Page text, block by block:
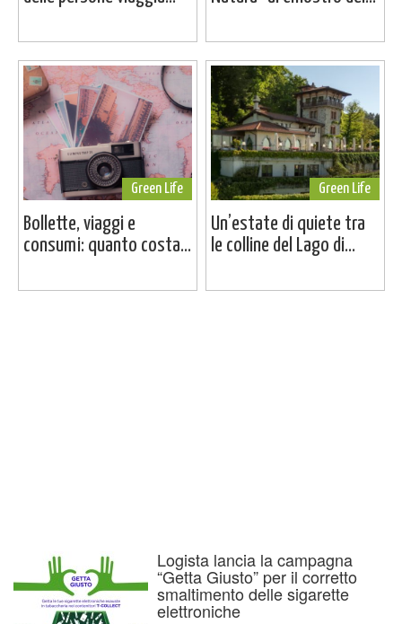
Green Life
Bollette, viaggi e
consumi: quanto costa...
Green Life
Un’estate di quiete tra
le colline del Lago di...
Logista lancia la campagna
“Getta Giusto” per il corretto
smaltimento delle sigarette
elettroniche